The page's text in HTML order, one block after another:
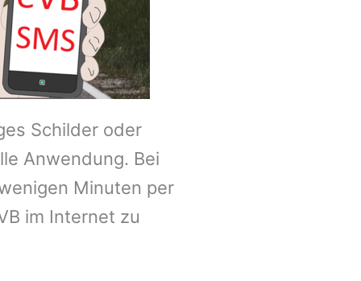
Schilder oder
Anwendung. Bei
Minuten per
im Internet zu